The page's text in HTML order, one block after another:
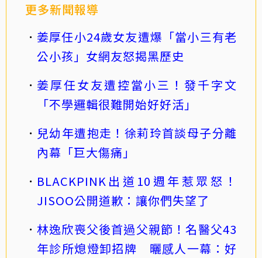
更多新聞報導
姜厚任小24歲女友遭爆「當小三有老
公小孩」女網友怒揭黑歷史
姜厚任女友遭控當小三！發千字文
「不學邏輯很難開始好好活」
兒幼年遭抱走！徐莉玲首談母子分離
內幕「巨大傷痛」
BLACKPINK出道10週年惹眾怒！
JISOO公開道歉：讓你們失望了
林逸欣喪父後首過父親節！名醫父43
年診所熄燈卸招牌 曬感人一幕：好